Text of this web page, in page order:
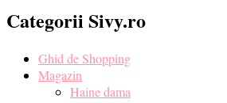
Categorii Sivy.ro
Ghid de Shopping
Magazin
Haine dama